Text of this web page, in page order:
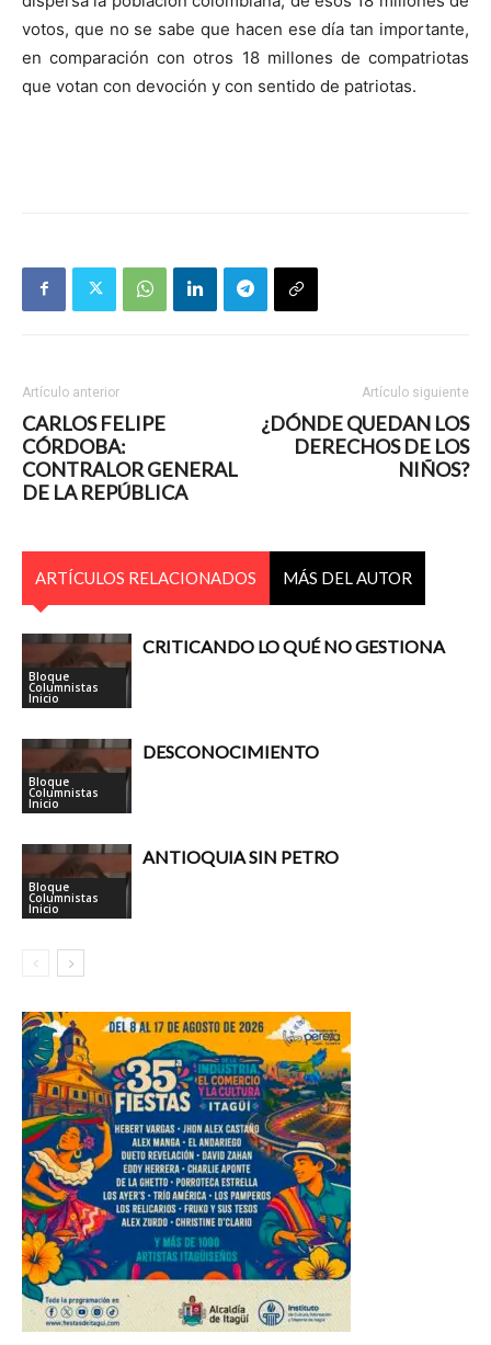
votos, que no se sabe que hacen ese día tan importante,
en comparación con otros 18 millones de compatriotas
que votan con devoción y con sentido de patriotas.
Artículo anterior
CARLOS FELIPE
CÓRDOBA:
CONTRALOR GENERAL
DE LA REPÚBLICA
Artículo siguiente
¿DÓNDE QUEDAN LOS
DERECHOS DE LOS
NIÑOS?
ARTÍCULOS RELACIONADOS MÁS DEL AUTOR
Bloque
Columnistas
Inicio
CRITICANDO LO QUÉ NO GESTIONA
Bloque
Columnistas
Inicio
DESCONOCIMIENTO
Bloque
Columnistas
Inicio
ANTIOQUIA SIN PETRO